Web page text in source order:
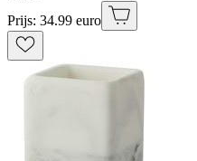
Prijs: 34.99 euro